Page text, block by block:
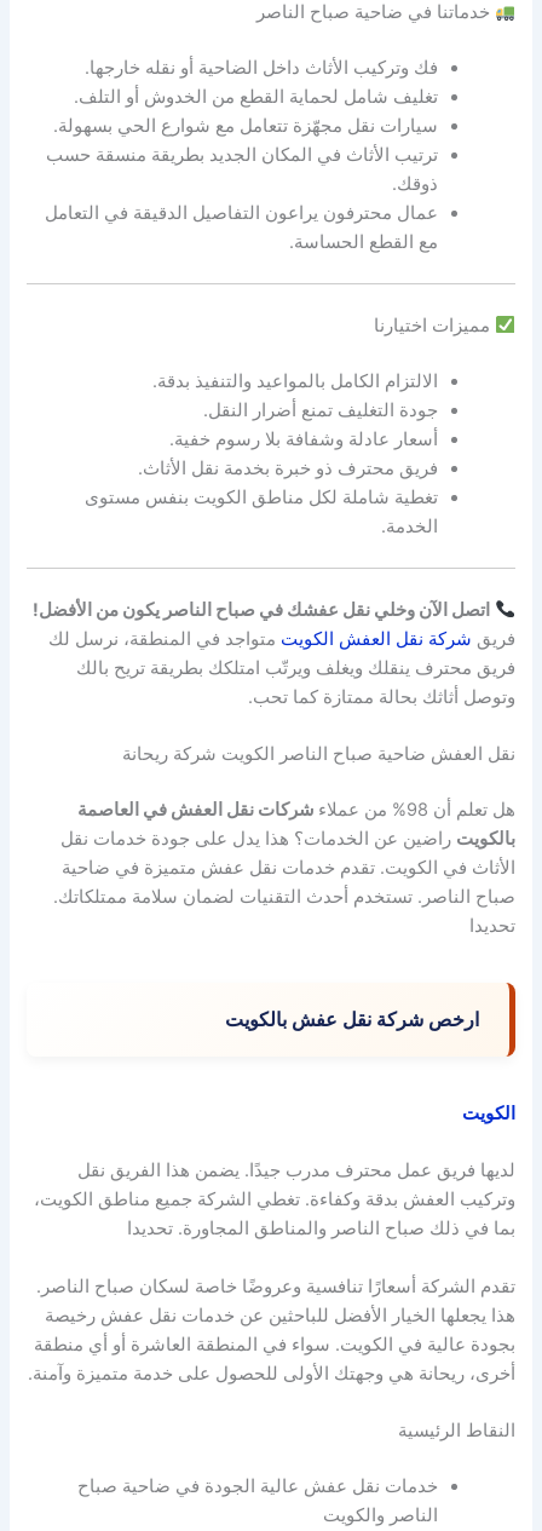
خدماتنا في ضاحية صباح الناصر
فك وتركيب الأثاث داخل الضاحية أو نقله خارجها.
تغليف شامل لحماية القطع من الخدوش أو التلف.
سيارات نقل مجهّزة تتعامل مع شوارع الحي بسهولة.
ترتيب الأثاث في المكان الجديد بطريقة منسقة حسب
ذوقك.
عمال محترفون يراعون التفاصيل الدقيقة في التعامل
مع القطع الحساسة.
مميزات اختيارنا
الالتزام الكامل بالمواعيد والتنفيذ بدقة.
جودة التغليف تمنع أضرار النقل.
أسعار عادلة وشفافة بلا رسوم خفية.
فريق محترف ذو خبرة بخدمة نقل الأثاث.
تغطية شاملة لكل مناطق الكويت بنفس مستوى
الخدمة.
اتصل الآن وخلي نقل عفشك في صباح الناصر يكون من الأفضل!
فريق شركة نقل العفش الكويت متواجد في المنطقة، نرسل لك
فريق محترف ينقلك ويغلف ويرتّب امتلكك بطريقة تريح بالك
وتوصل أثاثك بحالة ممتازة كما تحب.
نقل العفش ضاحية صباح الناصر الكويت شركة ريحانة
هل تعلم أن 98% من عملاء
شركات نقل العفش في العاصمة
بالكويت راضين عن الخدمات؟ هذا يدل على جودة خدمات نقل
الأثاث في الكويت. تقدم خدمات نقل عفش متميزة في ضاحية
صباح الناصر. تستخدم أحدث التقنيات لضمان سلامة ممتلكاتك.
تحديدا
ارخص شركة نقل عفش بالكويت
الكويت
لديها فريق عمل محترف مدرب جيدًا. يضمن هذا الفريق نقل
وتركيب العفش بدقة وكفاءة. تغطي الشركة جميع مناطق الكويت،
بما في ذلك صباح الناصر والمناطق المجاورة. تحديدا
تقدم الشركة أسعارًا تنافسية وعروضًا خاصة لسكان صباح الناصر.
هذا يجعلها الخيار الأفضل للباحثين عن خدمات نقل عفش رخيصة
بجودة عالية في الكويت. سواء في المنطقة العاشرة أو أي منطقة
أخرى، ريحانة هي وجهتك الأولى للحصول على خدمة متميزة وآمنة.
النقاط الرئيسية
خدمات نقل عفش عالية الجودة في ضاحية صباح
الناصر والكويت